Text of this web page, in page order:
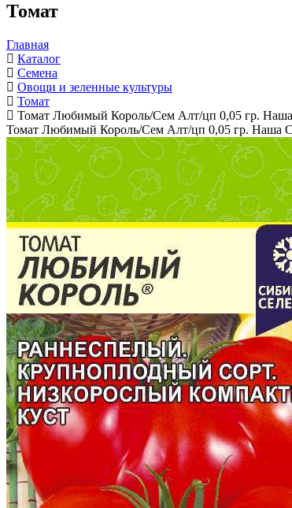
Томат
Главная
Каталог
Семена
Овощи и зеленные культуры
Томат
Томат Любимый Король/Сем Алт/цп 0,05 гр.
Томат Любимый Король/Сем Алт/цп 0,05 гр. Наша